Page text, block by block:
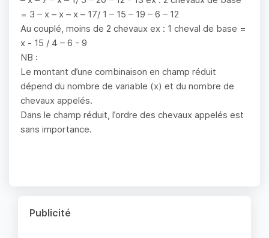
= 3 – x – x – x – 17/ 1 – 15 – 19 – 6 – 12
Au couplé, moins de 2 chevaux ex : 1 cheval de base =
x - 15 / 4 – 6 - 9
NB :
Le montant d’une combinaison en champ réduit
dépend du nombre de variable (x) et du nombre de
chevaux appelés.
Dans le champ réduit, l’ordre des chevaux appelés est
sans importance.
Publicité